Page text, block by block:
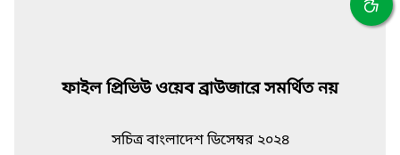
ফাইল প্রিভিউ ওয়েব ব্রাউজারে সমর্থিত নয়
সচিত্র বাংলাদেশ ডিসেম্বর ২০২৪